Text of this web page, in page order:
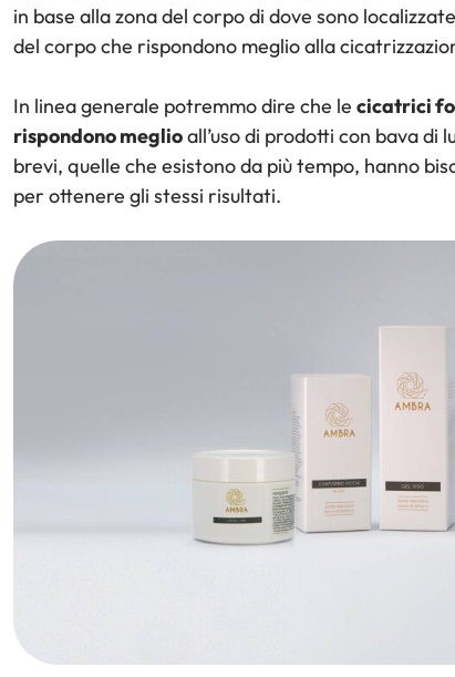
in base alla zona del corpo di dove sono
del corpo che rispondono meglio alla
In linea generale potremmo dire che le cicatrici
rispondono meglioall’uso di prodotti con bava di
brevi, quelle che esistono da più tempo, hanno
per ottenere gli stessi risultati.